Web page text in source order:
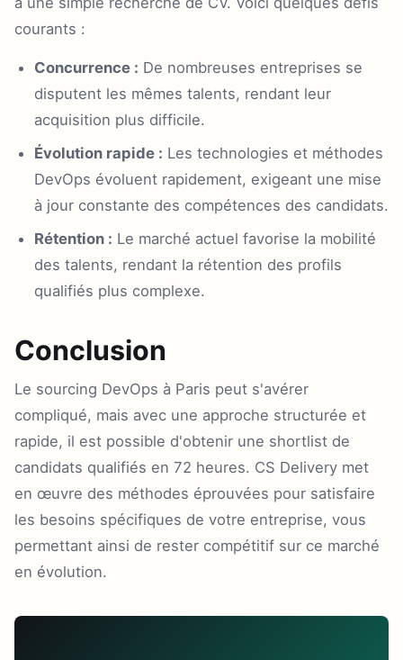
courants :
Concurrence : De nombreuses entreprises se
disputent les mêmes talents, rendant leur
acquisition plus difficile.
Évolution rapide : Les technologies et méthodes
DevOps évoluent rapidement, exigeant une mise
à jour constante des compétences des candidats.
Rétention : Le marché actuel favorise la mobilité
des talents, rendant la rétention des profils
qualifiés plus complexe.
Conclusion
Le sourcing DevOps à Paris peut s'avérer
compliqué, mais avec une approche structurée et
rapide, il est possible d'obtenir une shortlist de
candidats qualifiés en 72 heures. CS Delivery met
en œuvre des méthodes éprouvées pour satisfaire
les besoins spécifiques de votre entreprise, vous
permettant ainsi de rester compétitif sur ce marché
en évolution.